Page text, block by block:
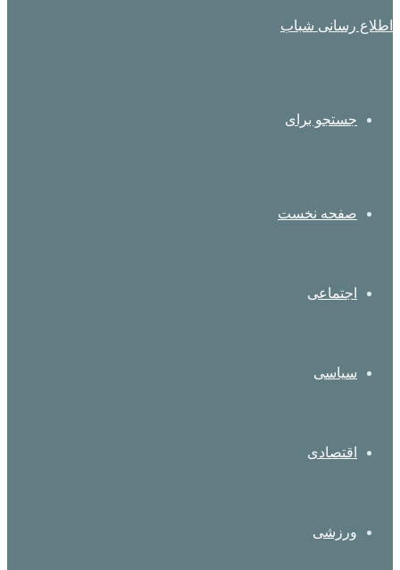
اطلاع رسانی شباب
جستجو برای
صفحه نخست
اجتماعی
سیاسی
اقتصادی
ورزشی